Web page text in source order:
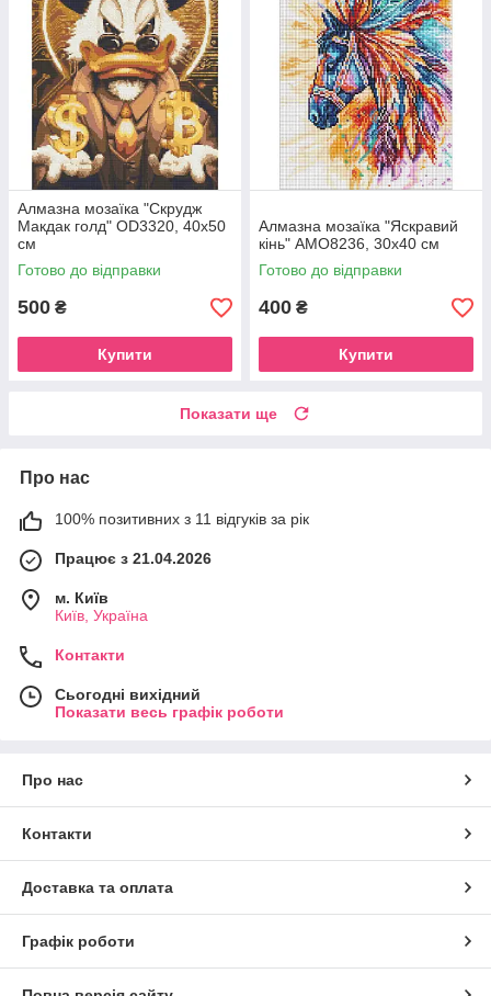
Алмазна мозаїка "Скрудж
Макдак голд" OD3320, 40х50
см
Готово до відправки
500 ₴
Купити
Алмазна мозаїка "Яскравий
кінь" AMO8236, 30х40 см
Готово до відправки
400 ₴
Купити
Показати ще
Про нас
100% позитивних з 11 відгуків за рік
Працює з 21.04.2026
м. Київ
Київ, Україна
Контакти
Сьогодні вихідний
Показати весь графік роботи
Про нас
Контакти
Доставка та оплата
Графік роботи